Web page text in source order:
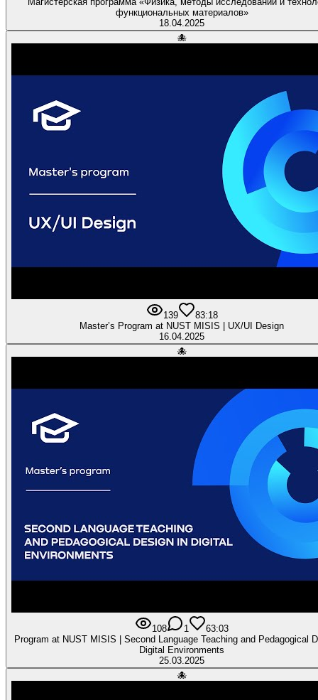
функциональных материалов»
18.04.2025
🐙
139 83:18
Master’s Program at NUST MISIS | UX/UI Design
16.04.2025
🐙
108 1 63:03
Program at NUST MISIS | Second Language Teaching and Pedagogical
Digital Environments
25.03.2025
🐙